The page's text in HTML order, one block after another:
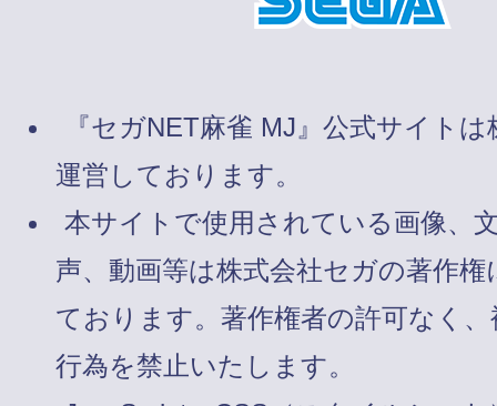
『セガNET麻雀 MJ』公式サイト
運営しております。
本サイトで使用されている画像、
声、動画等は株式会社セガの著作
ております。著作権者の許可なく
行為を禁止いたします。